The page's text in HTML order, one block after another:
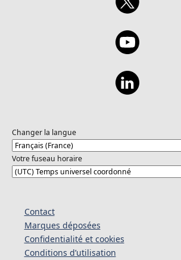
Changer la langue
Votre fuseau horaire
Contact
Marques déposées
Confidentialité et cookies
Conditions d’utilisation